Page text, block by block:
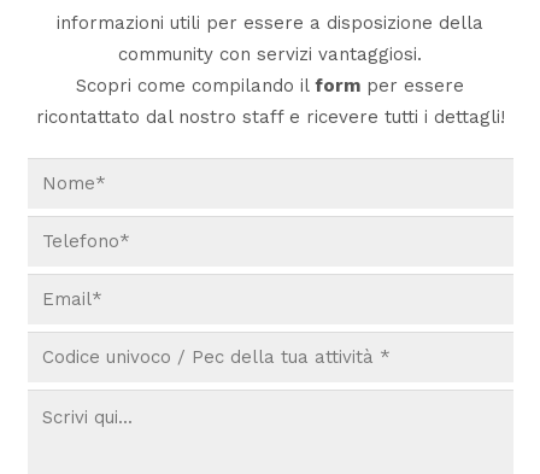
informazioni utili per essere a disposizione della
community con servizi vantaggiosi.
Scopri come compilando il form per essere
ricontattato dal nostro staff e ricevere tutti i dettagli!